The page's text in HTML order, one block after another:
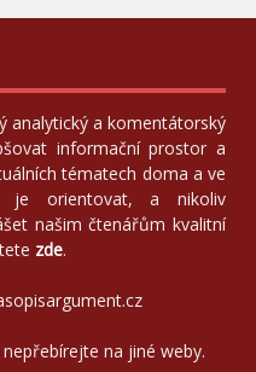
analytický a komentátorský
informační prostor a
tématech doma a ve
je orientovat, a nikoliv
našim čtenářům kvalitní
zde.
na jiné weby.